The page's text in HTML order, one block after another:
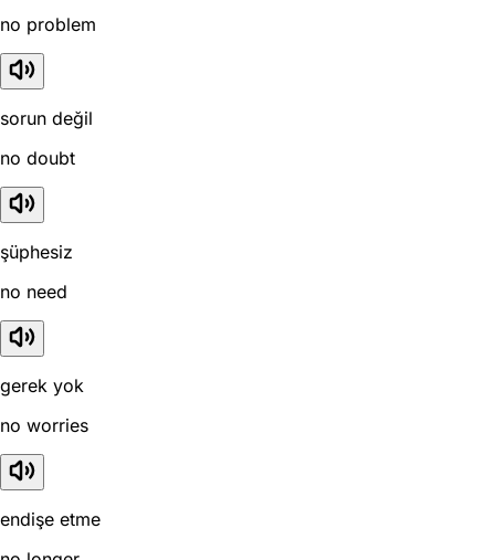
no problem
sorun değil
no doubt
şüphesiz
no need
gerek yok
no worries
endişe etme